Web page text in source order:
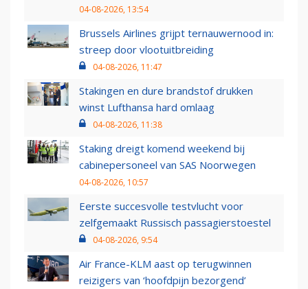
04-08-2026, 13:54
Brussels Airlines grijpt ternauwernood in:
streep door vlootuitbreiding
04-08-2026, 11:47
Stakingen en dure brandstof drukken
winst Lufthansa hard omlaag
04-08-2026, 11:38
Staking dreigt komend weekend bij
cabinepersoneel van SAS Noorwegen
04-08-2026, 10:57
Eerste succesvolle testvlucht voor
zelfgemaakt Russisch passagierstoestel
04-08-2026, 9:54
Air France-KLM aast op terugwinnen
reizigers van ‘hoofdpijn bezorgend’